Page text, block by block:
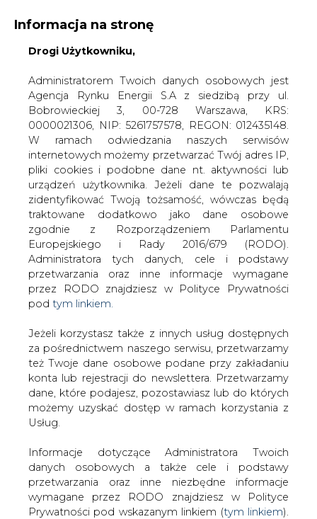
KONTAKT:
WYDAWCA PORTALU:
WYSOKI KONTRAST WIELKOŚĆ TEKSTU A A
ZALOGUJ SIĘ
WŁĄCZ CIRE.TV
Informacja na stronę
Drogi Użytkowniku,
Administratorem Twoich danych osobowych jest
Agencja Rynku Energii S.A z siedzibą przy ul.
Bobrowieckiej 3, 00-728 Warszawa, KRS:
0000021306, NIP: 5261757578, REGON: 012435148.
W ramach odwiedzania naszych serwisów
internetowych możemy przetwarzać Twój adres IP,
pliki cookies i podobne dane nt. aktywności lub
urządzeń użytkownika. Jeżeli dane te pozwalają
zidentyfikować Twoją tożsamość, wówczas będą
traktowane dodatkowo jako dane osobowe
zgodnie z Rozporządzeniem Parlamentu
Europejskiego i Rady 2016/679 (RODO).
Administratora tych danych, cele i podstawy
przetwarzania oraz inne informacje wymagane
przez RODO znajdziesz w Polityce Prywatności
pod tym linkiem.
Jeżeli korzystasz także z innych usług dostępnych
za pośrednictwem naszego serwisu, przetwarzamy
też Twoje dane osobowe podane przy zakładaniu
konta lub rejestracji do newslettera. Przetwarzamy
dane, które podajesz, pozostawiasz lub do których
możemy uzyskać dostęp w ramach korzystania z
Usług.
Informacje dotyczące Administratora Twoich
danych osobowych a także cele i podstawy
przetwarzania oraz inne niezbędne informacje
wymagane przez RODO znajdziesz w Polityce
Prywatności pod wskazanym linkiem (tym linkiem).
Strona główna RYNEK PALIW
Eksperci ocenią
możliwość eksploatacji węgla koksowego w kopalni
Bielszowice
drukuj
skomentuj
udostępnij